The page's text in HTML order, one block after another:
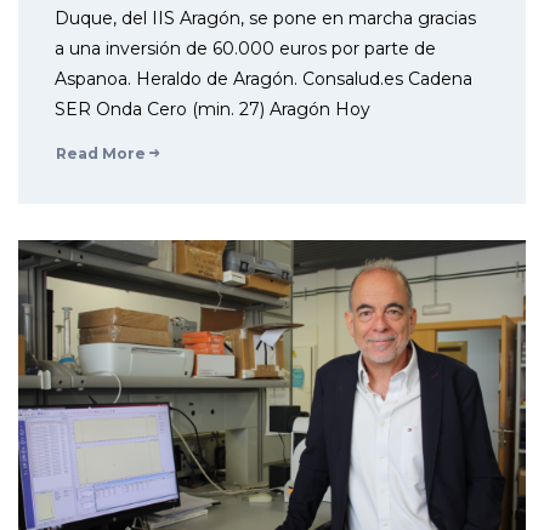
Duque, del IIS Aragón, se pone en marcha gracias
a una inversión de 60.000 euros por parte de
Aspanoa. Heraldo de Aragón. Consalud.es Cadena
SER Onda Cero (min. 27) Aragón Hoy
Read More